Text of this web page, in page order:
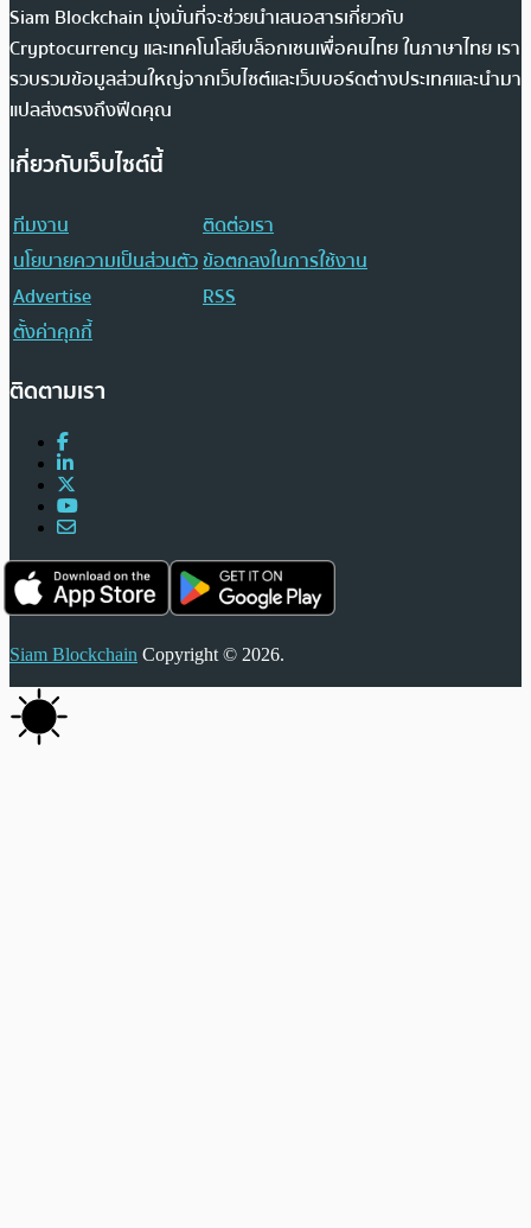
Siam Blockchain มุ่งมั่นที่จะช่วยนำเสนอสารเกี่ยวกับ
Cryptocurrency และเทคโนโลยีบล็อกเชนเพื่อคนไทย ในภาษาไทย เรา
รวบรวมข้อมูลส่วนใหญ่จากเว็บไซต์และเว็บบอร์ดต่างประเทศและนำมา
แปลส่งตรงถึงฟีดคุณ
เกี่ยวกับเว็บไซต์นี้
ทีมงาน
ติดต่อเรา
นโยบายความเป็นส่วนตัวข้อตกลงในการใช้งาน
Advertise
RSS
ตั้งค่าคุกกี้
ติดตามเรา
Siam Blockchain Copyright © 2026.